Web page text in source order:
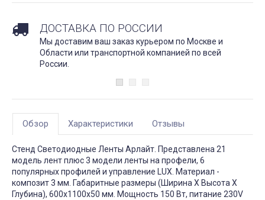
ДОСТАВКА ПО РОССИИ
Мы доставим ваш заказ курьером по Москве и
Области или транспортной компанией по всей
России.
Обзор Характеристики Отзывы
Стенд Светодиодные Ленты Арлайт. Представлена 21
модель лент плюс 3 модели ленты на профели, 6
популярных профилей и управление LUX. Материал -
композит 3 мм. Габаритные размеры (Ширина Х Высота Х
Глубина), 600х1100х50 мм. Мощность 150 Вт, питание 230V